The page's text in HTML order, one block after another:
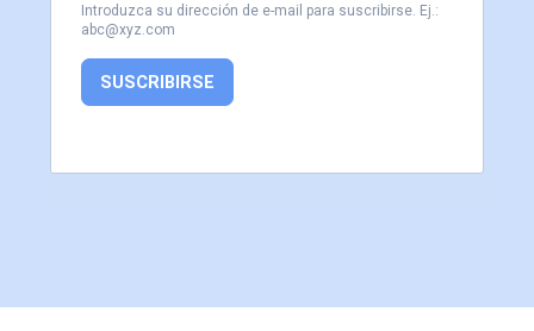
Introduzca su dirección de e-mail para suscribirse. Ej.:
abc@xyz.com
SUSCRIBIRSE